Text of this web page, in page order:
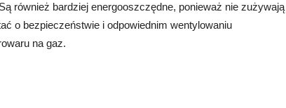
również bardziej energooszczędne, ponieważ nie zużywają
o bezpieczeństwie i odpowiednim wentylowaniu
na gaz.